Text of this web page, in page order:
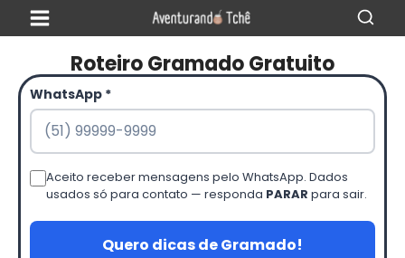
Roteiro Gramado Gratuito
WhatsApp *
Aceito receber mensagens pelo WhatsApp. Dados
usados só para contato — responda PARAR para sair.
Quero dicas de Gramado!